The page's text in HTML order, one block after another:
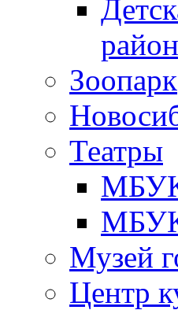
Зоопарк
Театры
МБУК
Музей
Центр